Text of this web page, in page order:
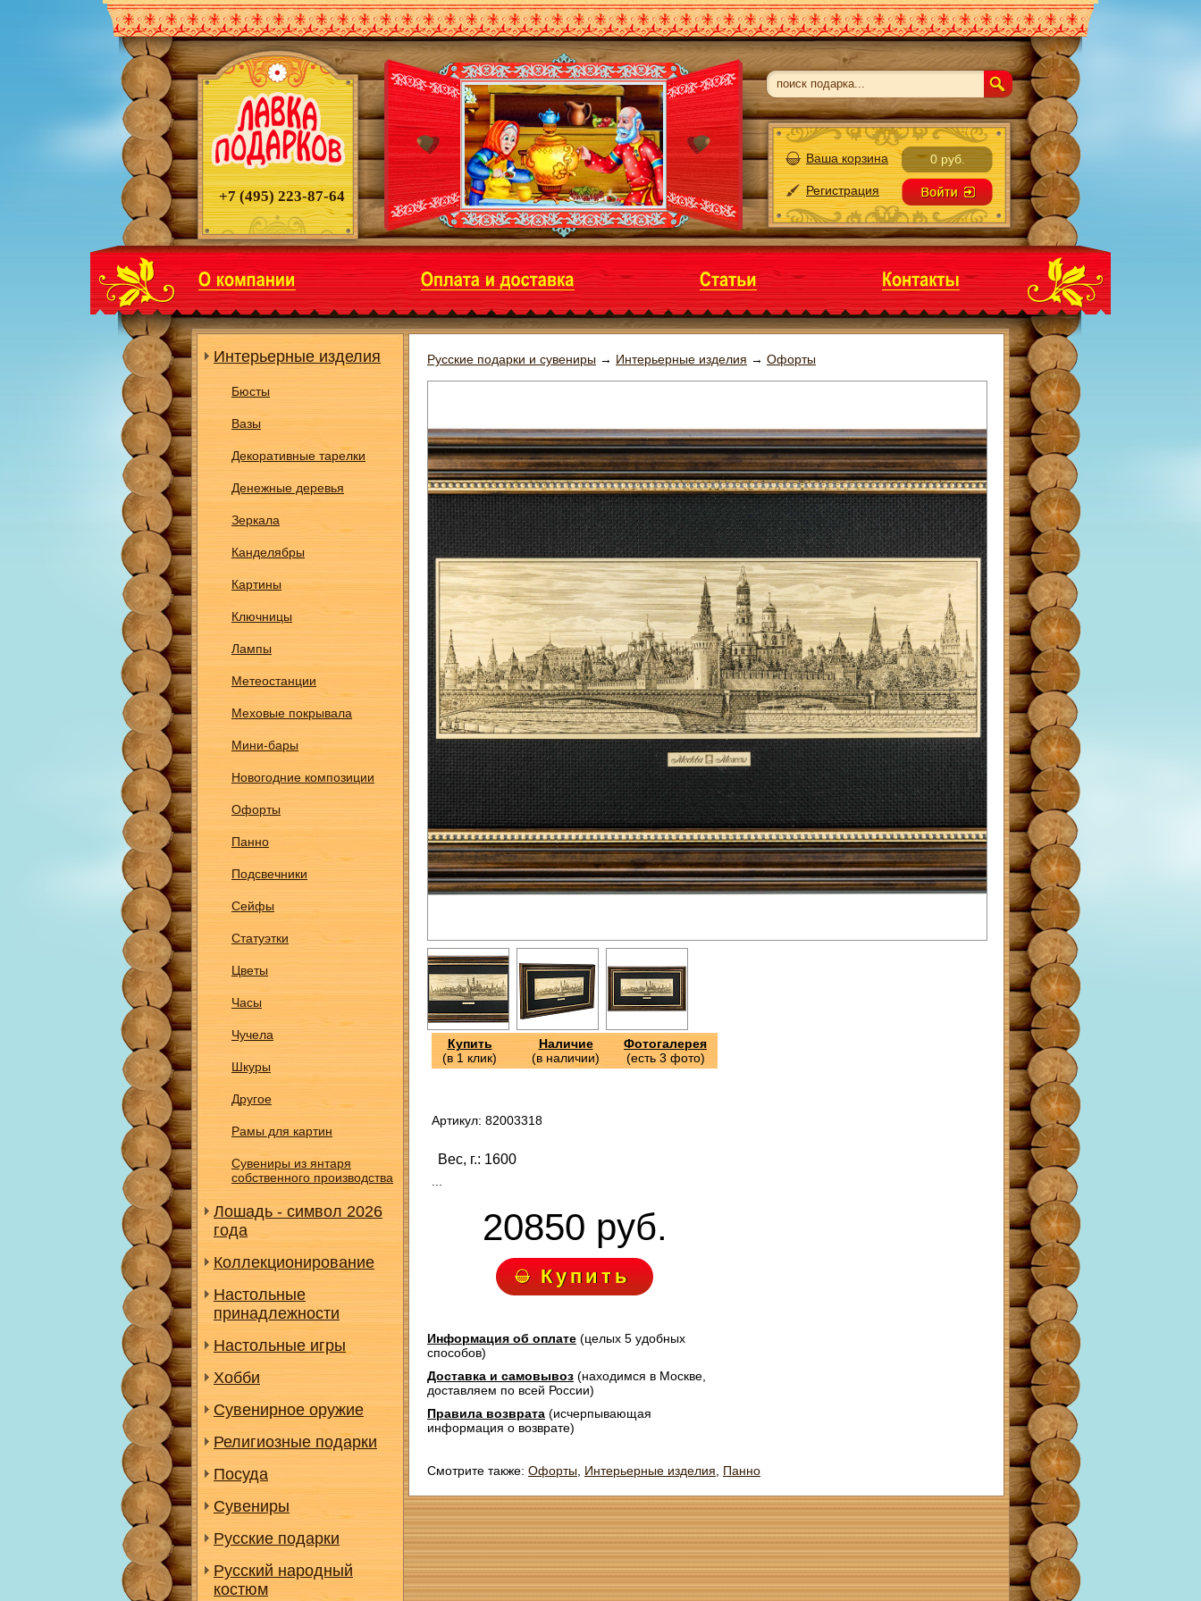
+7 (495) 223-87-64
Ваша корзина 0 руб.
Регистрация
Интерьерные изделия
Бюсты
Вазы
Декоративные тарелки
Денежные деревья
Зеркала
Канделябры
Картины
Ключницы
Лампы
Метеостанции
Меховые покрывала
Мини-бары
Новогодние композиции
Офорты
Панно
Подсвечники
Сейфы
Статуэтки
Цветы
Часы
Чучела
Шкуры
Другое
Рамы для картин
Сувениры из янтаря
собственного производства
Лошадь - символ 2026
года
Коллекционирование
Настольные
принадлежности
Настольные игры
Хобби
Сувенирное оружие
Религиозные подарки
Посуда
Сувениры
Русские подарки
Русский народный
костюм
Русские подарки и сувениры → Интерьерные изделия → Офорты
Купить
(в 1 клик)
Наличие
(в наличии)
Фотогалерея
(есть 3 фото)
Артикул: 82003318
Вес, г.: 1600
20850 руб.
Купить
Информация об оплате (целых 5 удобных
способов)
Доставка и самовывоз (находимся в Москве,
доставляем по всей России)
Правила возврата (исчерпывающая
информация о возврате)
Смотрите также: Офорты Интерьерные изделия Панно